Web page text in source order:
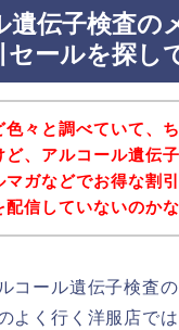
遺伝子検査の
ールを探し
色々と調べていて、
ど、アルコール遺伝
マガなどでお得な割
配信していないのか
コール遺伝子検査
よく行く洋服店で